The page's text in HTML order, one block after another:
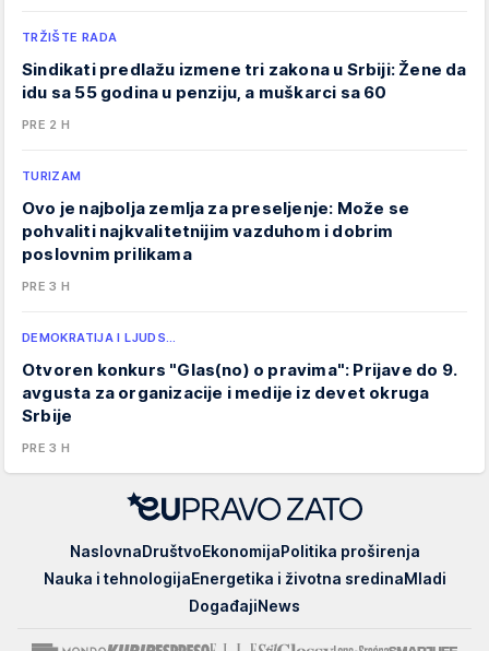
TRŽIŠTE RADA
Sindikati predlažu izmene tri zakona u Srbiji: Žene da
idu sa 55 godina u penziju, a muškarci sa 60
PRE 2 H
TURIZAM
Ovo je najbolja zemlja za preseljenje: Može se
pohvaliti najkvalitetnijim vazduhom i dobrim
poslovnim prilikama
PRE 3 H
DEMOKRATIJA I LJUDS…
Otvoren konkurs "Glas(no) o pravima": Prijave do 9.
avgusta za organizacije i medije iz devet okruga
Srbije
PRE 3 H
EUpravo
zato
NaslovnaDruštvoEkonomijaPolitika proširenja
Nauka i tehnologijaEnergetika i životna sredinaMladi
DogađajiNews